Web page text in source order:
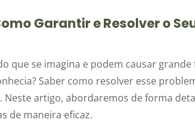
Garantir e Resolver o
que se imagina e podem causar
Saber como resolver esse
artigo, abordaremos de forma
de maneira eficaz.